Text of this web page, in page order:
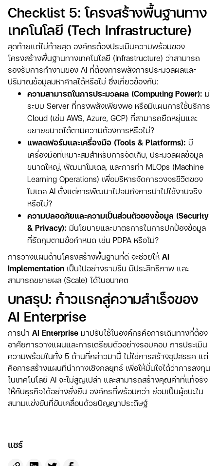
Checklist 5: โครงสร้างพื้นฐานทาง
เทคโนโลยี (Tech Infrastructure)
สุดท้ายแต่ไม่ท้ายสุด องค์กรต้องประเมินความพร้อมของ
โครงสร้างพื้นฐานทางเทคโนโลยี (Infrastructure) ว่าสามารถ
รองรับการทำงานของ AI ที่ต้องการพลังการประมวลผลและ
ปริมาณข้อมูลมหาศาลได้หรือไม่ ซึ่งเกี่ยวข้องกับ:
ความสามารถในการประมวลผล (Computing Power): มี
ระบบ Server ที่ทรงพลังเพียงพอ หรือมีแผนการใช้บริการ
Cloud (เช่น AWS, Azure, GCP) ที่สามารถยืดหยุ่นและ
ขยายขนาดได้ตามความต้องการหรือไม่?
แพลตฟอร์มและเครื่องมือ (Tools & Platforms): มี
เครื่องมือที่เหมาะสมสำหรับการจัดเก็บ, ประมวลผลข้อมูล
ขนาดใหญ่, พัฒนาโมเดล, และการทำ MLOps (Machine
Learning Operations) เพื่อบริหารจัดการวงจรชีวิตของ
โมเดล AI ตั้งแต่การพัฒนาไปจนถึงการนำไปใช้งานจริง
หรือไม่?
ความปลอดภัยและความเป็นส่วนตัวของข้อมูล (Security
& Privacy): มีนโยบายและมาตรการในการปกป้องข้อมูล
ที่รัดกุมตามข้อกำหนด เช่น PDPA หรือไม่?
การวางแผนด้านโครงสร้างพื้นฐานที่ดี จะช่วยให้ AI
Implementation เป็นไปอย่างราบรื่น มีประสิทธิภาพ และ
สามารถขยายผล (Scale) ได้ในอนาคต
บทสรุป: ก้าวแรกสู่ความสำเร็จของ
AI Enterprise
การนำ AI Enterprise มาปรับใช้ในองค์กรคือการเดินทางที่ต้อง
อาศัยการวางแผนและการเตรียมตัวอย่างรอบคอบ การประเมิน
ความพร้อมในทั้ง 5 ด้านที่กล่าวมานี้ ไม่ใช่การสร้างอุปสรรค แต่
คือการสร้างแผนที่นำทางเชิงกลยุทธ์ เพื่อให้มั่นใจได้ว่าการลงทุน
ในเทคโนโลยี AI จะไม่สูญเปล่า และสามารถสร้างคุณค่าที่แท้จริง
ให้กับธุรกิจได้อย่างยั่งยืน องค์กรที่พร้อมกว่า ย่อมเป็นผู้ชนะใน
สนามแข่งขันที่ขับเคลื่อนด้วยปัญญาประดิษฐ์
แชร์